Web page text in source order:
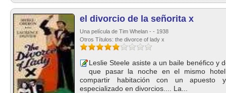
el divorcio de la señorita x
Una película de Tim Whelan - - 1938
Otros Títulos: the divorce of lady x
Leslie Steele asiste a un baile benéfico y
que pasar la noche en el mismo
compartir habitación con un apuesto
especializado en divorcios.... La...